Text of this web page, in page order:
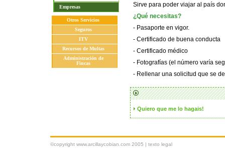
Empresas
Otros Servicios
Seguros
ITV
Recursos de Multas
Administración de
Fincas
Sirve para poder viajar al país
¿Qué necesitas?
- Pasaporte en vigor.
- Certificado de buena conducta
- Certificado médico
- Fotografías (el número varía
- Rellenar una solicitud que se
Quiero que me lo hagais!
©copyright www.arcillaycobian.com 2005 | texto legal